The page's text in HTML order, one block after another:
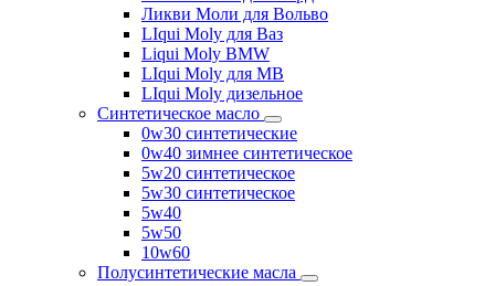
Ликви Моли для Вольво
LIqui Moly для Ваз
Liqui Moly BMW
LIqui Moly для MB
LIqui Moly дизельное
Синтетическое масло
0w30 синтетические
0w40 зимнее синтетическое
5w20 синтетическое
5w30 синтетическое
5w40
5w50
10w60
Полусинтетические масла